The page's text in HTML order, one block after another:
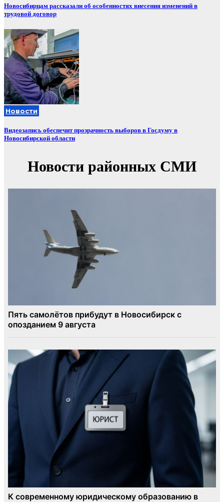
Новосибирцам рассказали об особенностях внесения изменений в
трудовой договор
Новости
Видеозапись обеспечит прозрачность выборов в Госдуму в
Новосибирской области